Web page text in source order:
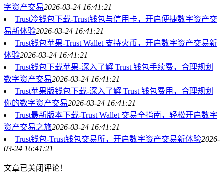
字资产交易2026-03-24 16:41:21
Trust冷钱包下载-Trust钱包与信用卡，开启便捷数字资产交
易新体验2026-03-24 16:41:21
Trust钱包苹果-Trust Wallet 支持火币，开启数字资产交易新
体验2026-03-24 16:41:21
Trust钱包下载苹果-深入了解 Trust 钱包手续费，合理规划
数字资产交易2026-03-24 16:41:21
Trust苹果版钱包下载-深入了解 Trust 钱包费用，合理规划
你的数字资产交易2026-03-24 16:41:21
Trust最新版本下载-Trust Wallet 交易全指南，轻松开启数字
资产交易之旅2026-03-24 16:41:21
Trust钱包-Trust钱包交易所，开启数字资产交易新体验2026-
03-24 16:41:21
文章已关闭评论！